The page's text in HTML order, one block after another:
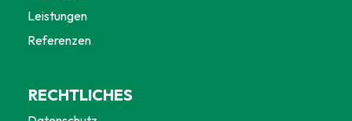
Leistungen
Referenzen
RECHTLICHES